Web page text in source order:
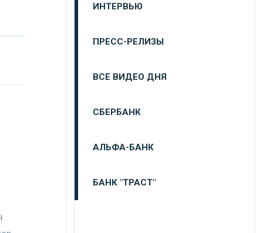
ИНТЕРВЬЮ
ПРЕСС-РЕЛИЗЫ
ВСЕ ВИДЕО ДНЯ
СБЕРБАНК
АЛЬФА-БАНК
БАНК "ТРАСТ"